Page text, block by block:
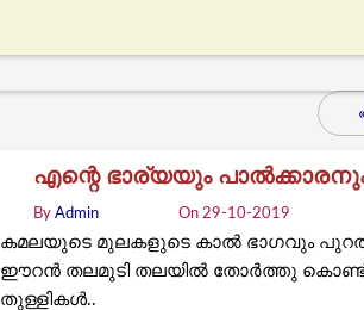
എന്റെ ഭാര്യയും
ByAdmin On 29-10-2019
കമലയുടെ മുലകളുടെ കാൽ ഭാഗവും പുറത്ത്
ഈറൻ തലമുടി തലയിൽ തോർത്തു കൊണ്ട്
തുള്ളികൾ..